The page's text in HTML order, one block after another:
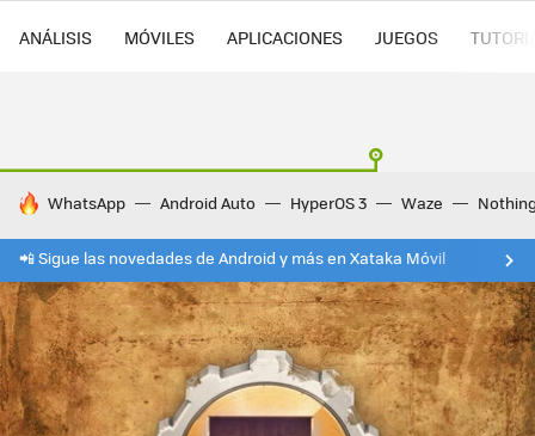
ANÁLISIS MÓVILES APLICACIONES JUEGOS
HOY SE HABLA DE
WhatsApp Android Auto HyperOS 3 Waze
📲 Sigue las novedades de Android y más en Xataka Móvil